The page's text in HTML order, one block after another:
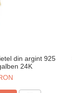
din argint 925
24K